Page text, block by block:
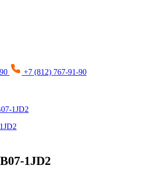
+7 (812) 767-91-90
1JD2
1JD2